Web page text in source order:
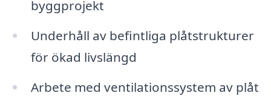
byggprojekt
Underhåll av befintliga plåtstrukturer
för ökad livslängd
Arbete med ventilationssystem av plåt